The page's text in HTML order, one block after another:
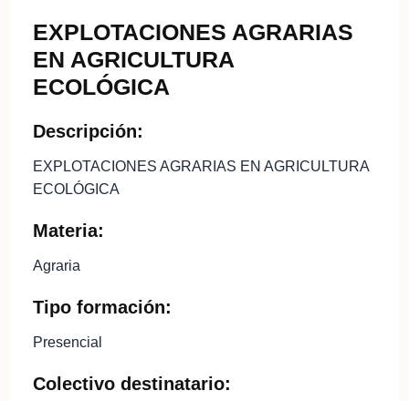
EXPLOTACIONES AGRARIAS
EN AGRICULTURA
ECOLÓGICA
Descripción:
EXPLOTACIONES AGRARIAS EN AGRICULTURA
ECOLÓGICA
Materia:
Agraria
Tipo formación:
Presencial
Colectivo destinatario: